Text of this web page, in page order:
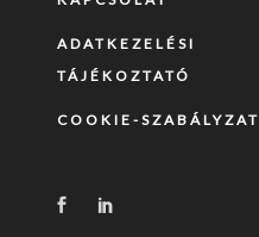
ADATKEZELÉSI
TÁJÉKOZTATÓ
COOKIE-SZABÁLYZAT